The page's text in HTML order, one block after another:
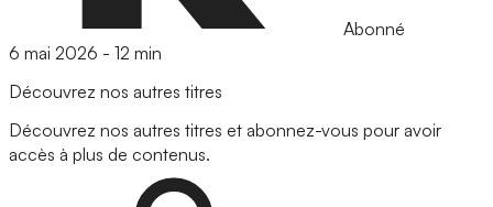
Abonné
6 mai 2026 - 12 min
Découvrez nos autres titres
Découvrez nos autres titres et abonnez-vous pour avoir
accès à plus de contenus.